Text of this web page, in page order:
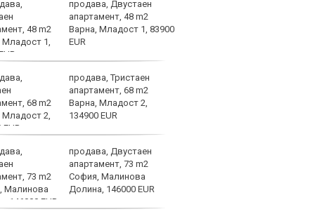
продава, Двустаен
апартамент, 48 m2
Варна, Младост 1, 83900
EUR
продава, Тристаен
апартамент, 68 m2
Варна, Младост 2,
134900 EUR
продава, Двустаен
апартамент, 73 m2
София, Малинова
Долина, 146000 EUR